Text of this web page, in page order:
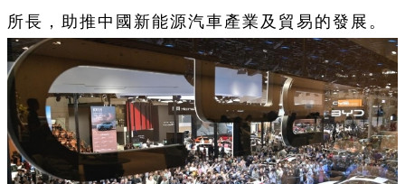
所長，助推中國新能源汽車產業及貿易的發展。